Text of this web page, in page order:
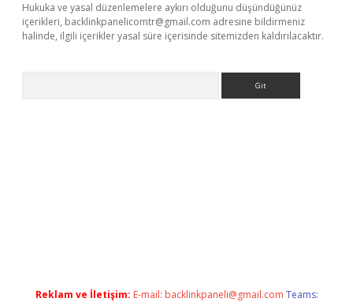
Hukuka ve yasal düzenlemelere aykırı olduğunu düşündüğünüz
içerikleri, backlinkpanelicomtr@gmail.com adresine bildirmeniz
halinde, ilgili içerikler yasal süre içerisinde sitemizden kaldırılacaktır.
Reklam ve İletişim: E-mail: backlinkpaneli@gmail.com Teams: